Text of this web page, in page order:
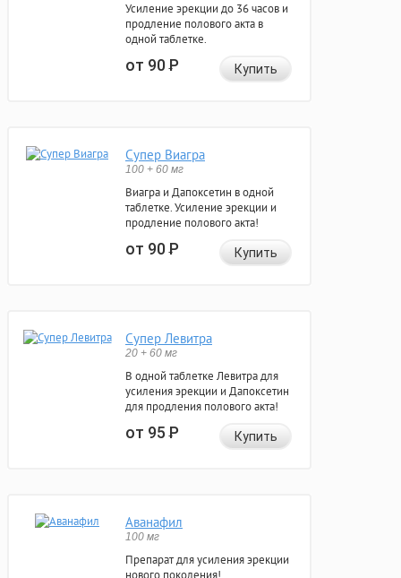
Усиление эрекции до 36 часов и
продление полового акта в
одной таблетке.
от 90Р Купить
Супер Виагра
100 + 60 мг
Виагра и Дапоксетин в одной
таблетке. Усиление эрекции и
продление полового акта!
от 90Р Купить
Супер Левитра
20 + 60 мг
В одной таблетке Левитра для
усиления эрекции и Дапоксетин
для продления полового акта!
от 95Р Купить
Аванафил
100 мг
Препарат для усиления эрекции